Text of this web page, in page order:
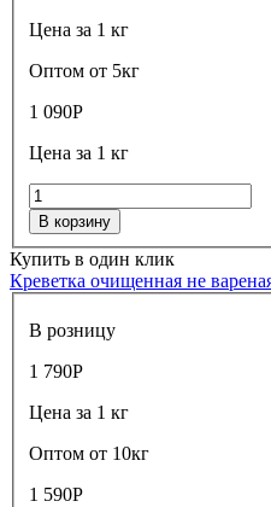
Цена за 1 кг
Оптом от 5кг
1 090Р
Цена за 1 кг
В корзину
Купить в один клик
Креветка очищенная не
В розницу
1 790Р
Цена за 1 кг
Оптом от 10кг
1 590Р